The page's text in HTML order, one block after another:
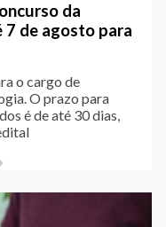
da
de agosto para
o cargo de
O prazo para
é de até 30 dias,